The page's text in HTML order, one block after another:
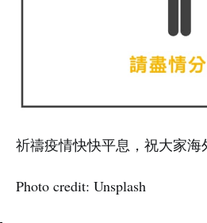
祈禱疫情快快平息，祝大家海
Photo credit: Unsplash